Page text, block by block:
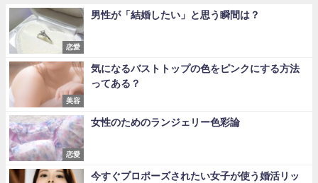
恋愛
男性が「結婚したい」と思う瞬間は？
美容
気になるバストトップの色をピンクにする方法
ってある？
恋愛
女性のためのランジェリー色彩論
今すぐプロポーズされたい女子が使う婚活リッ